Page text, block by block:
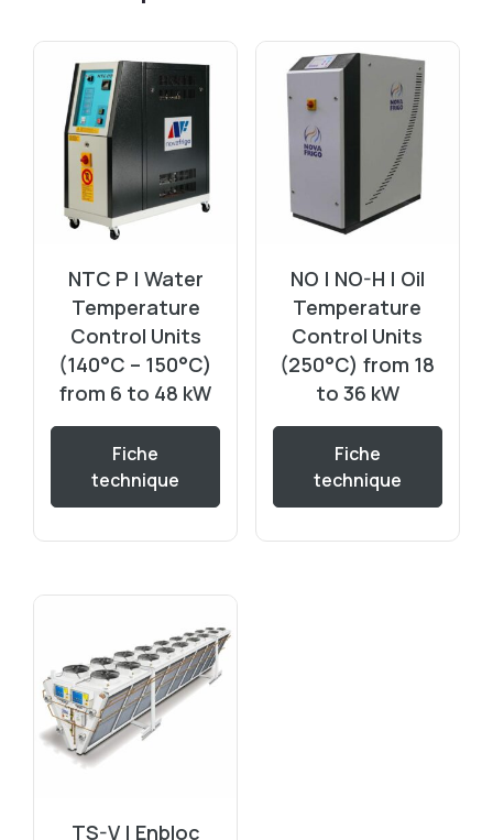
NTC P | Water
Temperature
Control Units
(140°C – 150°C)
from 6 to 48 kW
Fiche
technique
NO | NO-H | Oil
Temperature
Control Units
(250°C) from 18
to 36 kW
Fiche
technique
TS-V | Enbloc